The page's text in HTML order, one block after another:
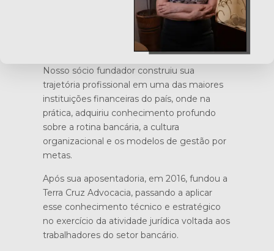
Nosso sócio fundador construiu sua
trajetória profissional em uma das maiores
instituições financeiras do país, onde na
prática, adquiriu conhecimento profundo
sobre a rotina bancária, a cultura
organizacional e os modelos de gestão por
metas.
Após sua aposentadoria, em 2016, fundou a
Terra Cruz Advocacia, passando a aplicar
esse conhecimento técnico e estratégico
no exercício da atividade jurídica voltada aos
trabalhadores do setor bancário.